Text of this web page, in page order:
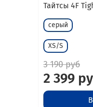
Тайтсы 4F
серый
XS/S
3 190 руб
2 399